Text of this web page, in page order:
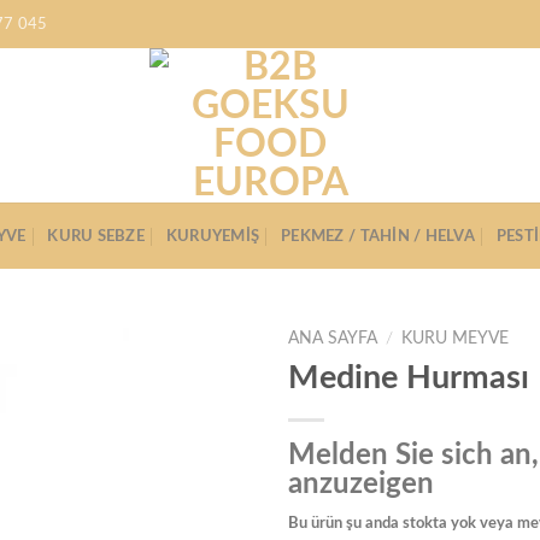
045
KURU SEBZE KURUYEMIŞ PEKMEZ / TAHIN / HELVA
ANA SAYFA / KURU MEYVE
Medine Hurması
Melden Sie sich
anzuzeigen
Bu ürün şu anda stokta yok veya